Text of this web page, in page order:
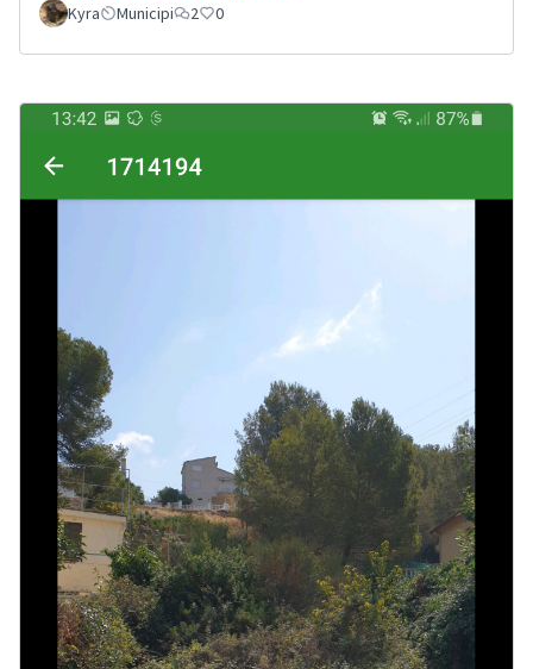
Kyra Municipi 2 0